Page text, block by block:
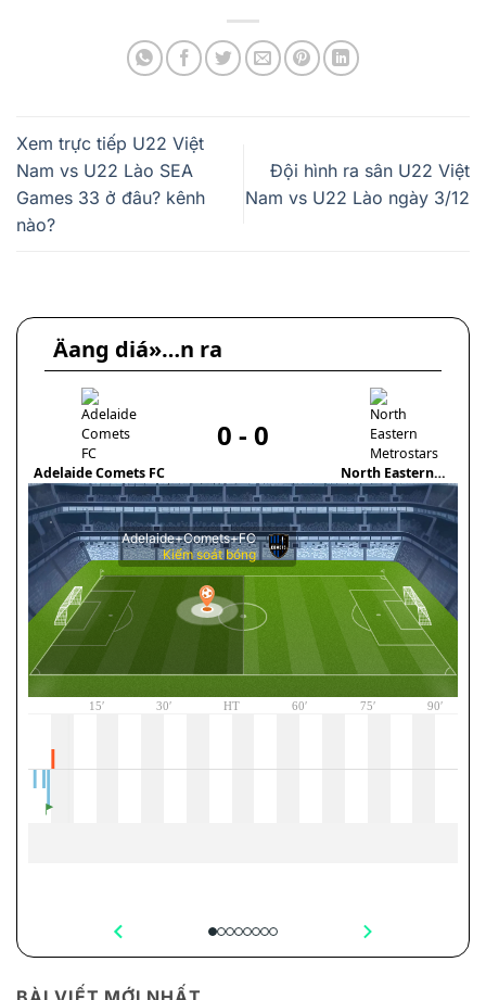
Xem trực tiếp U22 Việt
Nam vs U22 Lào SEA
Games 33 ở đâu? kênh
nào?
Đội hình ra sân U22 Việt
Nam vs U22 Lào ngày 3/12
Äang diá»…n ra
Adelaide Comets FC
0 - 0
North Eastern
Metrostars